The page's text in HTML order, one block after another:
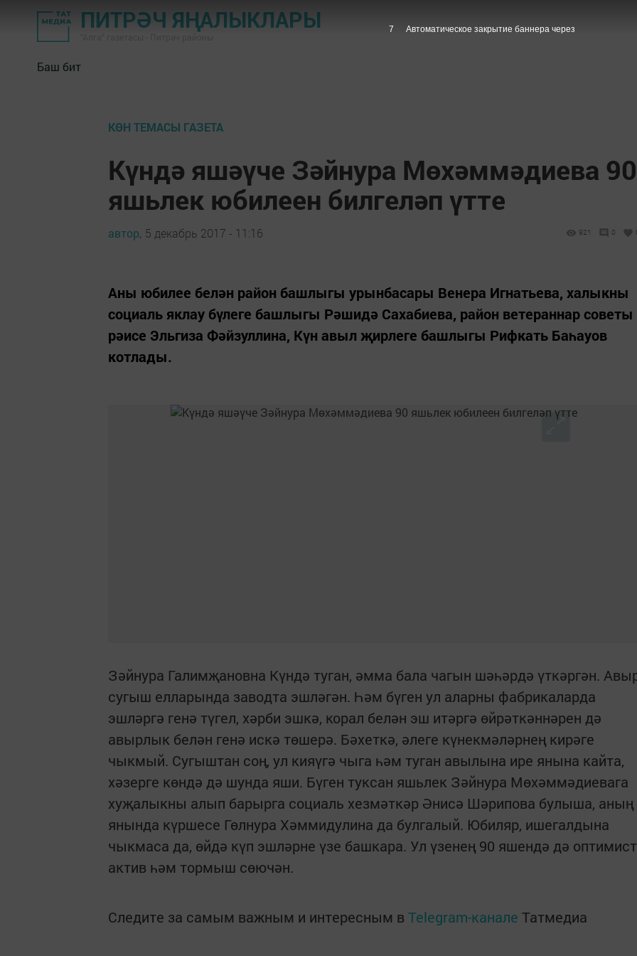
ПИТРӘЧ ЯҢАЛЫКЛАРЫ
Баш бит
КӨН ТЕМАСЫ ГАЗЕТА
Күндә яшәүче Зәйнура Мөхәммәдиева 90
яшьлек юбилеен билгеләп үтте
автор, 5 декабрь 2017 - 11:16 921 0
Аны юбилее белән район башлыгы урынбасары Венера Игнатьева, халыкны
социаль яклау бүлеге башлыгы Рәшидә Сахабиева, район ветераннар советы
рәисе Эльгиза Фәйзуллина, Күн авыл җирлеге башлыгы Рифкать Баһауов
котлады.
Зәйнура Галимҗановна Күндә туган, әмма бала чагын шәһәрдә үткәргән.
сугыш елларында заводта эшләгән. Һәм бүген ул аларны фабрикаларда
эшләргә генә түгел, хәрби эшкә, корал белән эш итәргә өйрәткәннәрен дә
авырлык белән генә искә төшерә. Бәхеткә, әлеге күнекмәләрнең кирәге
чыкмый. Сугыштан соң, ул кияүгә чыга һәм туган авылына ире янына кайта,
хәзерге көндә дә шунда яши. Бүген туксан яшьлек Зәйнура Мөхәммәдиевага
хуҗалыкны алып барырга социаль хезмәткәр Әнисә Шәрипова булыша, аның
янында күршесе Гөлнура Хәммидулина да булгалый. Юбиляр, ишегалдына
чыкмаса да, өйдә күп эшләрне үзе башкара. Ул үзенең 90 яшендә дә
актив һәм тормыш сөючән.
Следите за самым важным и интересным в Telegram-канале Татмедиа
6 Автоматическое закрытие баннера через